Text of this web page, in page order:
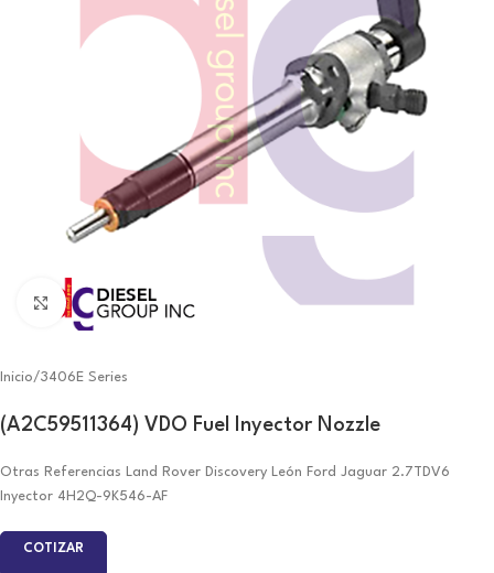
Click to enlarge
Inicio/3406E Series
(A2C59511364) VDO Fuel Inyector Nozzle
Otras Referencias Land Rover Discovery León Ford Jaguar 2.7TDV6
Inyector 4H2Q-9K546-AF
COTIZAR